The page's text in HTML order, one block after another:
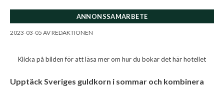
ANNONSSAMARBETE
2023-03-05 AVREDAKTIONEN
Klicka på bilden för att läsa mer om hur du bokar det här hotellet
Upptäck Sveriges guldkorn i sommar och kombinera